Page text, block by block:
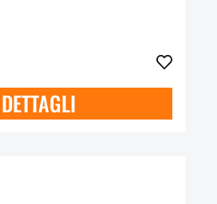
DETTAGLI